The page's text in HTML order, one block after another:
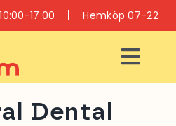
17:00 Hemköp 07-22
Dental